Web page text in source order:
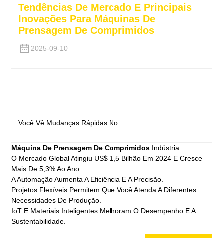
Tendências De Mercado E Principais
Inovações Para Máquinas De
Prensagem De Comprimidos
2025-09-10
Você Vê Mudanças Rápidas No
Máquina De Prensagem De ComprimidosIndústria.
O Mercado Global Atingiu US$ 1,5 Bilhão Em 2024 E Cresce
Mais De 5,3% Ao Ano.
A Automação Aumenta A Eficiência E A Precisão.
Projetos Flexíveis Permitem Que Você Atenda A Diferentes
Necessidades De Produção.
IoT E Materiais Inteligentes Melhoram O Desempenho E A
Sustentabilidade.